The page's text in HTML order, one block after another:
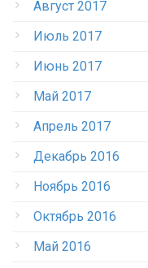
Август 2017
Июль 2017
Июнь 2017
Май 2017
Апрель 2017
Декабрь 2016
Ноябрь 2016
Октябрь 2016
Май 2016